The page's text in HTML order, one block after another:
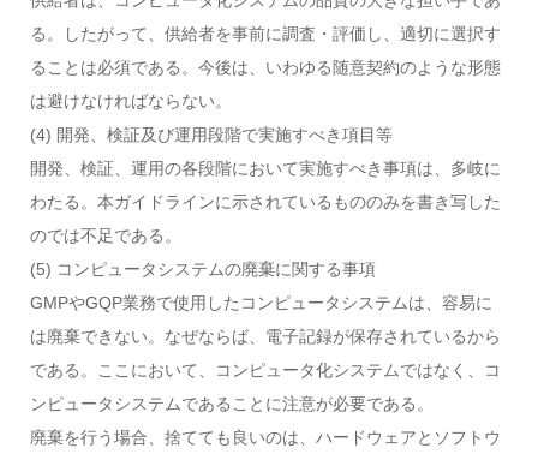
る。したがって、供給者を事前に調査・評価し、適切に選択す
ることは必須である。今後は、いわゆる随意契約のような形態
は避けなければならない。
(4) 開発、検証及び運用段階で実施すべき項目等
開発、検証、運用の各段階において実施すべき事項は、多岐に
わたる。本ガイドラインに示されているもののみを書き写した
のでは不足である。
(5) コンピュータシステムの廃棄に関する事項
GMPやGQP業務で使用したコンピュータシステムは、容易に
は廃棄できない。なぜならば、電子記録が保存されているから
である。ここにおいて、コンピュータ化システムではなく、コ
ンピュータシステムであることに注意が必要である。
廃棄を行う場合、捨てても良いのは、ハードウェアとソフトウ